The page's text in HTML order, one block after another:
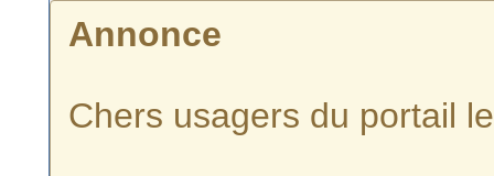
Annonce
Chers usagers du portail